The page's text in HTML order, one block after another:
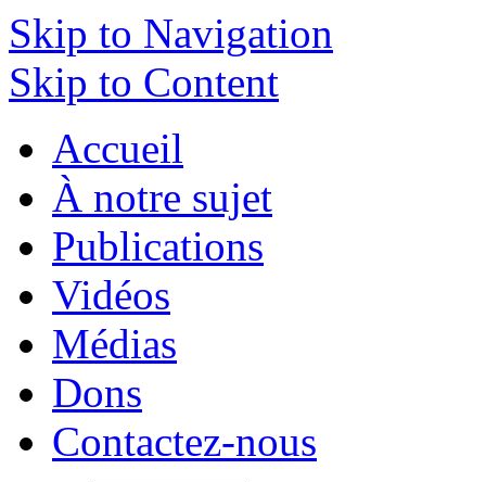
Skip to Navigation
Skip to Content
Accueil
À notre sujet
Publications
Vidéos
Médias
Dons
Contactez-nous